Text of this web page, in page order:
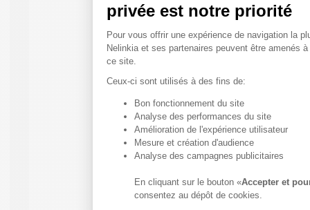
privée est notre priorité
Plateforme de Gestion
Pour vous offrir une expérience de navigation la
Nelinkia et ses partenaires peuvent être amenés
ce site.
Ceux-ci sont utilisés à des fins de:
Bon fonctionnement du site
Analyse des performances du site
Amélioration de l'expérience utilisateur
Mesure et création d'audience
Analyse des campagnes publicitaires
En cliquant sur le bouton «Accepter et
consentez au dépôt de cookies.
Axeptio consent